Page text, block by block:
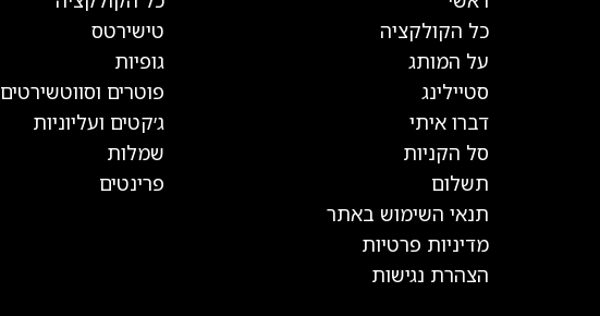
כל הקולקציה
על המותג
סטיילינג
דברו איתי
סל הקניות
תשלום
תנאי השימוש באתר
מדיניות פרטיות
הצהרת נגישות
טישירטס
גופיות
פוטרים וסווטשירטים
ג׳קטים ועליוניות
שמלות
פרינטים